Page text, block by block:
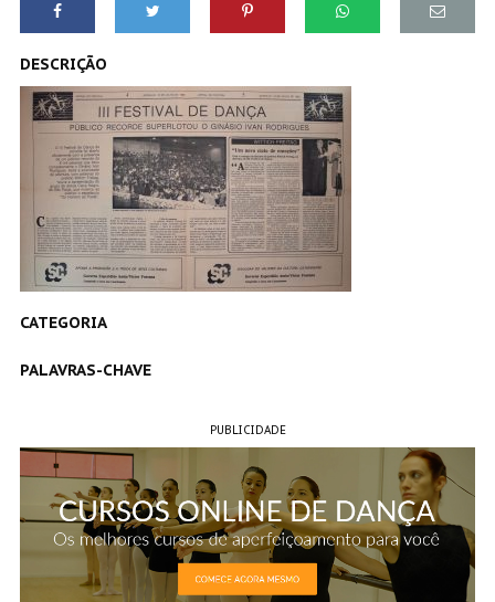
DESCRIÇÃO
CATEGORIA
PALAVRAS-CHAVE
PUBLICIDADE